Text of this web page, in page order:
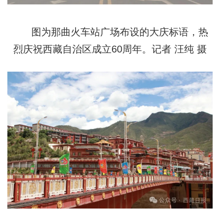
图为那曲火车站广场布设的大庆标语，热
烈庆祝西藏自治区成立60周年。记者 汪纯 摄